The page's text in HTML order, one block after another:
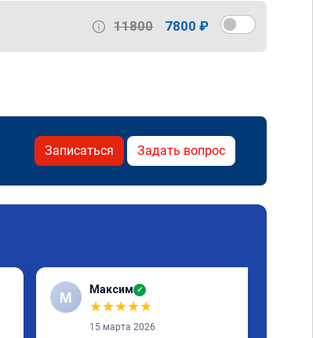
11800 7800 ₽
Записаться Задать вопрос
М Максим ✓
★★★★★
15 марта 2026